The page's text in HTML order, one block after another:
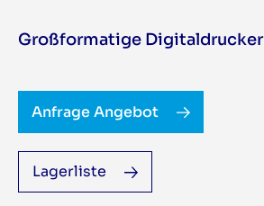
Großformatige Digitaldrucker
Anfrage Angebot
Lagerliste